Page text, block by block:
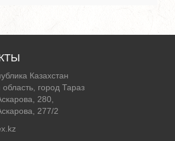
Казахстан
город Тараз
280,
277/2